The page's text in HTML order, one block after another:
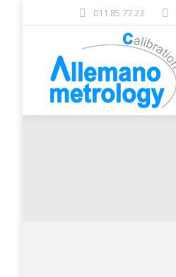
011 85 77 23